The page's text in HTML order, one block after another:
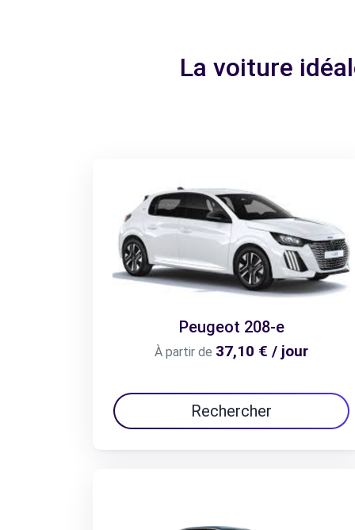
La voiture
Peugeot 208-e
À partir de 37,10 € / jour
Rechercher